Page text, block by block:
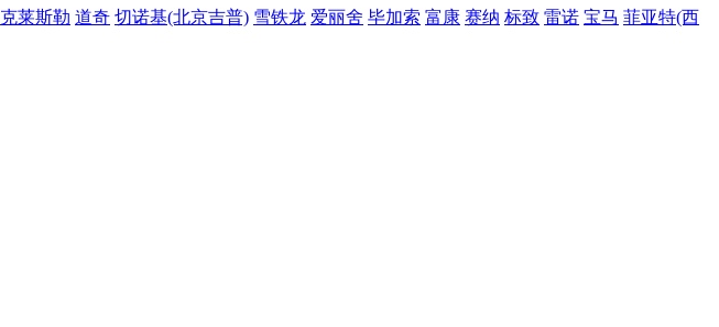
克莱斯勒 道奇 切诺基(北京吉普) 雪铁龙 爱丽舍 毕加索 富康 赛纳 标致 雷诺 宝马 菲亚特(西